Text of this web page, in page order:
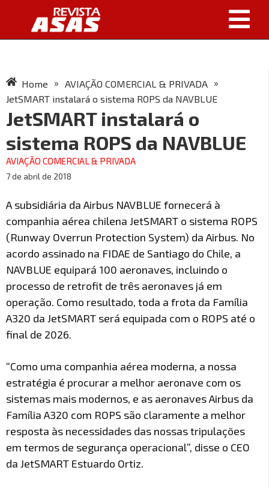
Home » AVIAÇÃO COMERCIAL & PRIVADA »
JetSMART instalará o sistema ROPS da NAVBLUE
JetSMART instalará o
sistema ROPS da NAVBLUE
AVIAÇÃO COMERCIAL & PRIVADA
7 de abril de 2018
A subsidiária da Airbus NAVBLUE fornecerá à
companhia aérea chilena JetSMART o sistema ROPS
(Runway Overrun Protection System) da Airbus. No
acordo assinado na FIDAE de Santiago do Chile, a
NAVBLUE equipará 100 aeronaves, incluindo o
processo de retrofit de três aeronaves já em
operação. Como resultado, toda a frota da Família
A320 da JetSMART será equipada com o ROPS até o
final de 2026.
“Como uma companhia aérea moderna, a nossa
estratégia é procurar a melhor aeronave com os
sistemas mais modernos, e as aeronaves Airbus da
Família A320 com ROPS são claramente a melhor
resposta às necessidades das nossas tripulações
em termos de segurança operacional”, disse o CEO
da JetSMART Estuardo Ortiz.